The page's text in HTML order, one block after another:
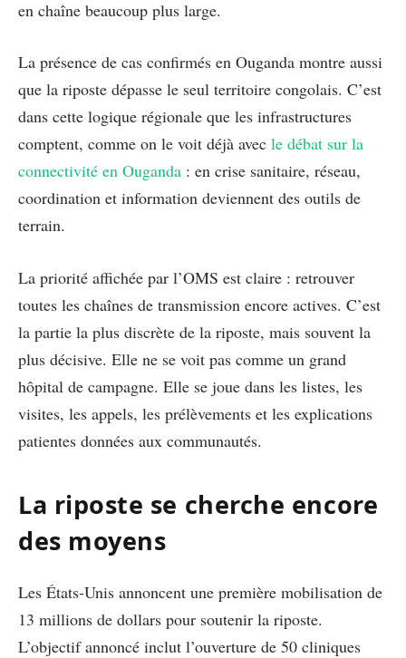
en chaîne beaucoup plus large.
La présence de cas confirmés en Ouganda montre aussi
que la riposte dépasse le seul territoire congolais. C’est
dans cette logique régionale que les infrastructures
comptent, comme on le voit déjà avec le débat sur la
connectivité en Ouganda : en crise sanitaire, réseau,
coordination et information deviennent des outils de
terrain.
La priorité affichée par l’OMS est claire : retrouver
toutes les chaînes de transmission encore actives. C’est
la partie la plus discrète de la riposte, mais souvent la
plus décisive. Elle ne se voit pas comme un grand
hôpital de campagne. Elle se joue dans les listes, les
visites, les appels, les prélèvements et les explications
patientes données aux communautés.
La riposte se cherche encore
des moyens
Les États-Unis annoncent une première mobilisation de
13 millions de dollars pour soutenir la riposte.
L’objectif annoncé inclut l’ouverture de 50 cliniques